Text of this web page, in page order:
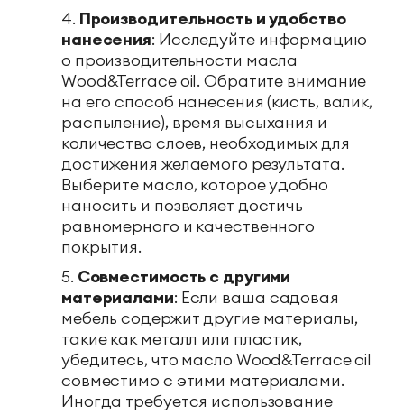
Производительность и удобство
нанесения: Исследуйте информацию
о производительности масла
Wood&Terrace oil. Обратите внимание
на его способ нанесения (кисть, валик,
распыление), время высыхания и
количество слоев, необходимых для
достижения желаемого результата.
Выберите масло, которое удобно
наносить и позволяет достичь
равномерного и качественного
покрытия.
Совместимость с другими
материалами: Если ваша садовая
мебель содержит другие материалы,
такие как металл или пластик,
убедитесь, что масло Wood&Terrace oil
совместимо с этими материалами.
Иногда требуется использование